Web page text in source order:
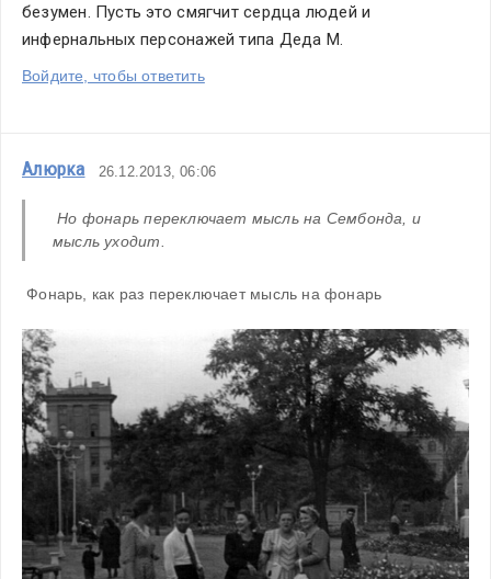
безумен. Пусть это смягчит сердца людей и
инфернальных персонажей типа Деда М.
Войдите, чтобы ответить
Алюрка 26.12.2013, 06:06
Но фонарь переключает мысль на Сембонда, и
мысль уходит.
Фонарь, как раз переключает мысль на фонарь